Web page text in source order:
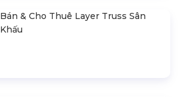
Bán & Cho Thuê Layer Truss Sân
Khấu